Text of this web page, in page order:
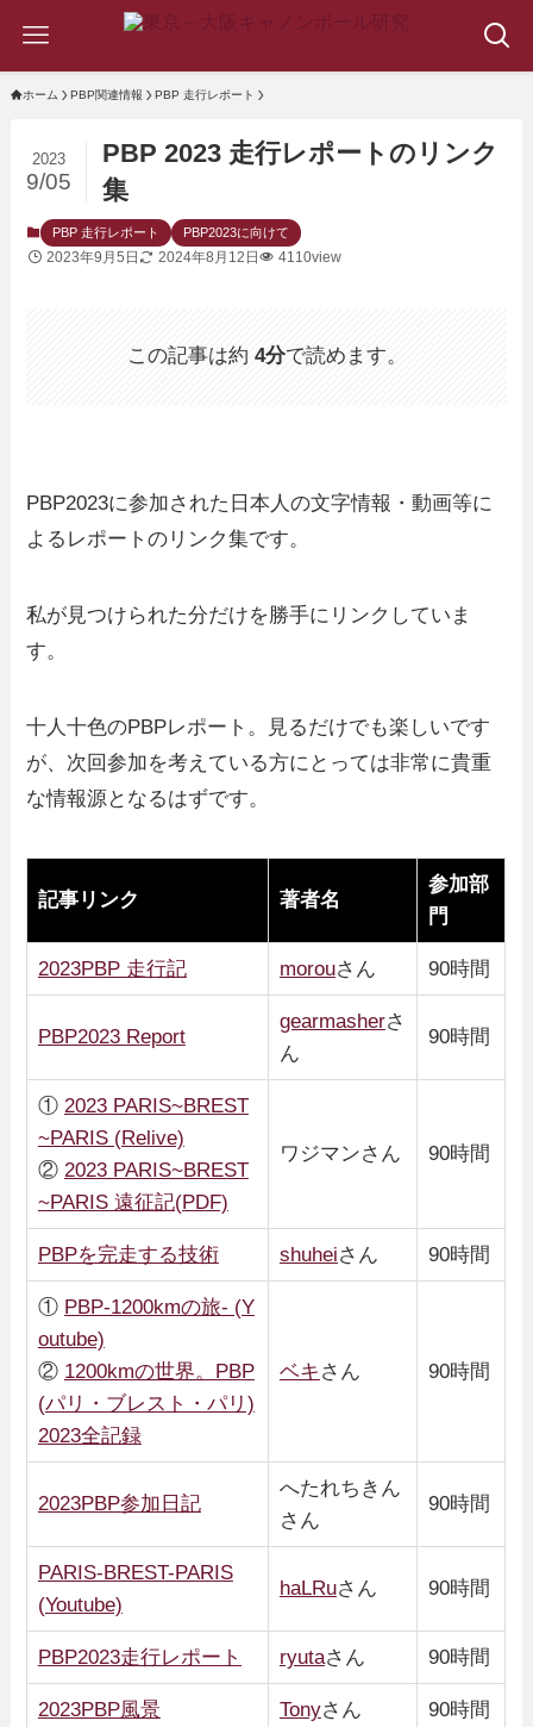
ホーム PBP関連情報 PBP 走行レポート
PBP 2023 走行レポートのリンク
集
2023
9/05
PBP 走行レポート PBP2023に向けて
2023年9月5日 2024年8月12日 4110view
この記事は約 4分で読めます。
PBP2023に参加された日本人の文字情報・動画等に
よるレポートのリンク集です。
私が見つけられた分だけを勝手にリンクしていま
す。
十人十色のPBPレポート。見るだけでも楽しいです
が、次回参加を考えている方にとっては非常に貴重
な情報源となるはずです。
記事リンク 著者名
参加部
門
2023PBP 走行記 morouさん 90時間
PBP2023 Report
gearmasherさ
ん
90時間
① 2023 PARIS~BREST
~PARIS (Relive)
② 2023 PARIS~BREST
~PARIS 遠征記(PDF)
ワジマンさん 90時間
PBPを完走する技術 shuheiさん 90時間
① PBP-1200kmの旅- (Y
outube)
② 1200kmの世界。PBP
(パリ・ブレスト・パリ)
2023全記録
ベキ さん 90時間
2023PBP参加日記
へたれちきん
さん
90時間
PARIS-BREST-PARIS
(Youtube)
haLRuさん 90時間
PBP2023走行レポート ryutaさん 90時間
2023PBP風景 Tonyさん 90時間